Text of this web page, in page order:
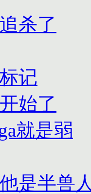
杀了
记
始了
就是弱
是半兽人